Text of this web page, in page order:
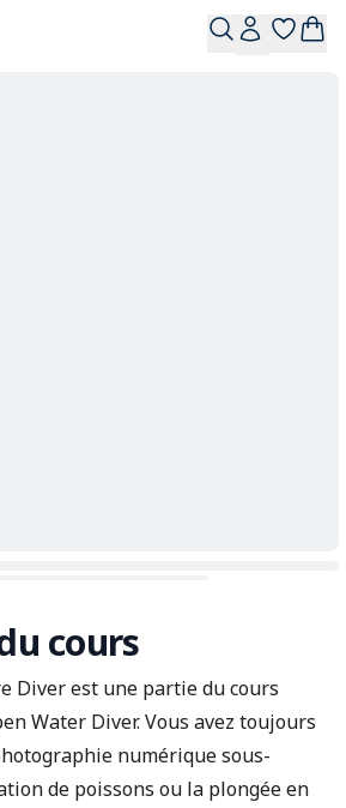
cours
Diver est une partie du cours
Water Diver. Vous avez toujours
numérique sous-
de poissons ou la plongée en